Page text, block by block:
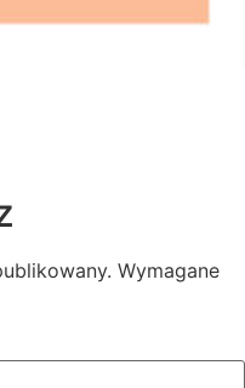
Wymagane